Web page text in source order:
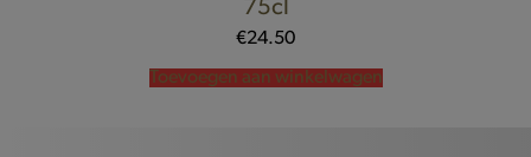
75cl
€24.50
Toevoegen aan winkelwagen